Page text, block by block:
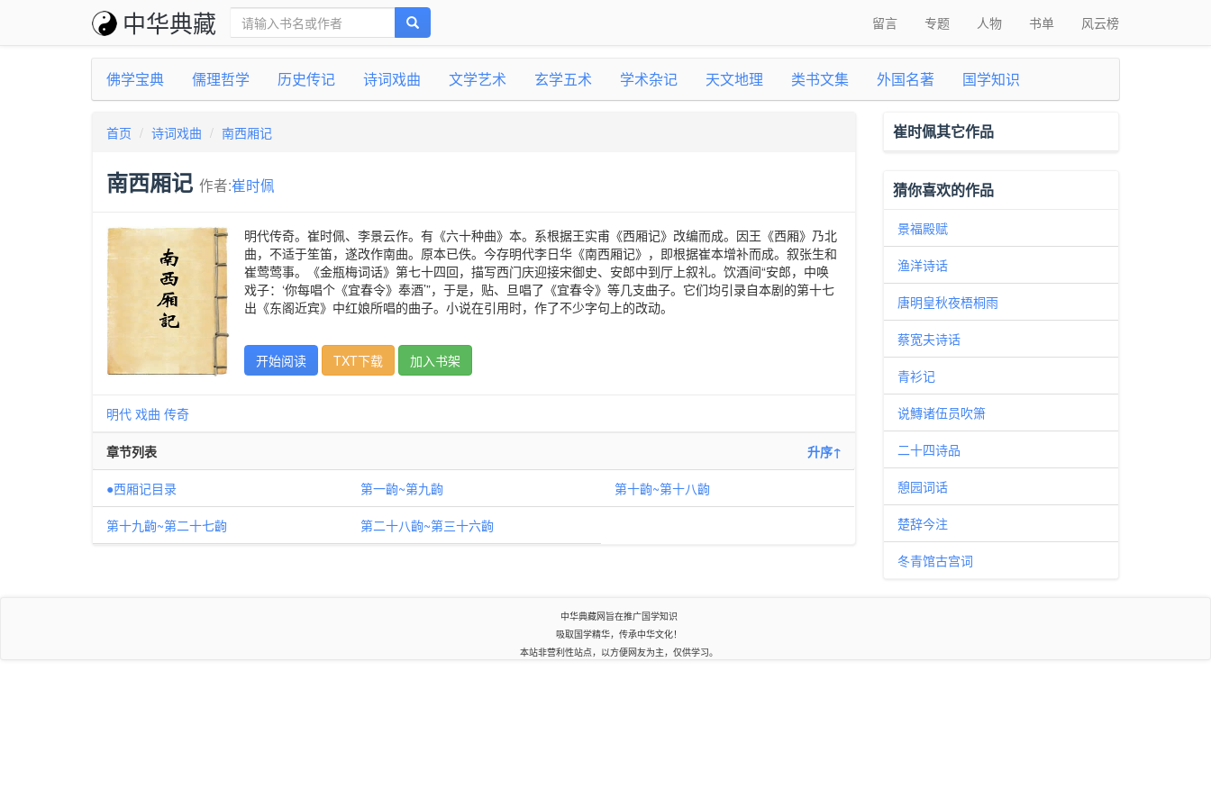
中华典藏 留言 专题 人物 书单 风云榜
佛学宝典 儒理哲学 历史传记 诗词戏曲 文学艺术 玄学五术 学术杂记 天文地理 类书文集 外国名著 国学知识
首页 诗词戏曲 南西厢记
南西厢记 作者:崔时佩
明代传奇。崔时佩、李景云作。有《六十种曲》本。系根据王实甫《西厢记》改编而成。因王《西厢》乃北
曲，不适于笙笛，遂改作南曲。原本已佚。今存明代李日华《南西厢记》，即根据崔本增补而成。叙张生和
崔莺莺事。《金瓶梅词话》第七十四回，描写西门庆迎接宋御史、安郎中到厅上叙礼。饮酒间“安郎，中唤
戏子：‘你每唱个《宜春令》奉酒’”，于是，贴、旦唱了《宜春令》等几支曲子。它们均引录自本剧的第十七
出《东阁近宾》中红娘所唱的曲子。小说在引用时，作了不少字句上的改动。
开始阅读 TXT下载 加入书架
明代 戏曲 传奇
章节列表 升序↑
●西厢记目录 第一齣~第九齣 第十齣~第十八齣
第十九齣~第二十七齣 第二十八齣~第三十六齣
崔时佩其它作品
猜你喜欢的作品
景福殿赋
渔洋诗话
唐明皇秋夜梧桐雨
蔡宽夫诗话
青衫记
说鱄诸伍员吹箫
二十四诗品
憩园词话
楚辞今注
冬青馆古宫词
中华典藏网旨在推广国学知识
吸取国学精华，传承中华文化！
本站非营利性站点，以方便网友为主，仅供学习。